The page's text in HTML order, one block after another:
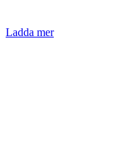
Ladda mer